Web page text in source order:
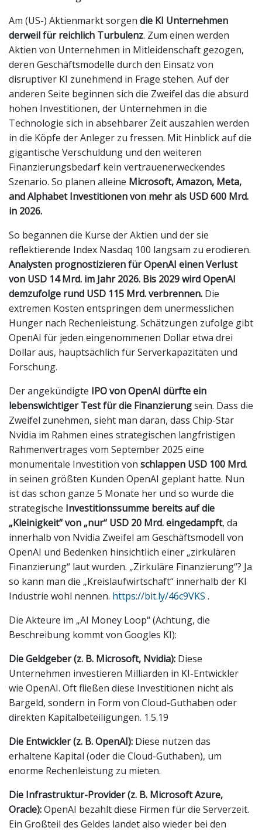
Am (US-) Aktienmarkt sorgen die KI Unternehmen
derweil für reichlich Turbulenz. Zum einen werden
Aktien von Unternehmen in Mitleidenschaft gezogen,
deren Geschäftsmodelle durch den Einsatz von
disruptiver KI zunehmend in Frage stehen. Auf der
anderen Seite beginnen sich die Zweifel das die absurd
hohen Investitionen, der Unternehmen in die
Technologie sich in absehbarer Zeit auszahlen werden
in die Köpfe der Anleger zu fressen. Mit Hinblick auf die
gigantische Verschuldung und den weiteren
Finanzierungsbedarf kein vertrauenerweckendes
Szenario. So planen alleine Microsoft, Amazon, Meta,
and Alphabet Investitionen von mehr als USD 600 Mrd.
in 2026.
So begannen die Kurse der Aktien und der sie
reflektierende Index Nasdaq 100 langsam zu erodieren.
Analysten prognostizieren für OpenAI einen Verlust
von USD 14 Mrd. im Jahr 2026. Bis 2029 wird OpenAI
demzufolge rund USD 115 Mrd. verbrennen. Die
extremen Kosten entspringen dem unermesslichen
Hunger nach Rechenleistung. Schätzungen zufolge gibt
OpenAI für jeden eingenommenen Dollar etwa drei
Dollar aus, hauptsächlich für Serverkapazitäten und
Forschung.
Der angekündigte IPO von OpenAI dürfte ein
lebenswichtiger Test für die Finanzierungsein. Dass die
Zweifel zunehmen, sieht man daran, dass Chip-Star
Nvidia im Rahmen eines strategischen langfristigen
Rahmenvertrages vom September 2025 eine
monumentale Investition von schlappen USD 100 Mrd.
in seinen größten Kunden OpenAI geplant hatte. Nun
ist das schon ganze 5 Monate her und so wurde die
strategische Investitionssumme bereits auf die
„Kleinigkeit“ von „nur“ USD 20 Mrd. eingedampft, da
innerhalb von Nvidia Zweifel am Geschäftsmodell von
OpenAI und Bedenken hinsichtlich einer „zirkulären
Finanzierung“ laut wurden. „Zirkuläre Finanzierung“? Ja
so kann man die „Kreislaufwirtschaft“ innerhalb der KI
Industrie wohl nennen. https://bit.ly/46c9VKS .
Die Akteure im „AI Money Loop“ (Achtung, die
Beschreibung kommt von Googles KI):
Die Geldgeber (z. B. Microsoft, Nvidia): Diese
Unternehmen investieren Milliarden in KI-Entwickler
wie OpenAI. Oft fließen diese Investitionen nicht als
Bargeld, sondern in Form von Cloud-Guthaben oder
direkten Kapitalbeteiligungen. 1.5.19
Die Entwickler (z. B. OpenAI): Diese nutzen das
erhaltene Kapital (oder die Cloud-Guthaben), um
enorme Rechenleistung zu mieten.
Die Infrastruktur-Provider (z. B. Microsoft Azure,
Oracle):OpenAI bezahlt diese Firmen für die Serverzeit.
Ein Großteil des Geldes landet also wieder bei den